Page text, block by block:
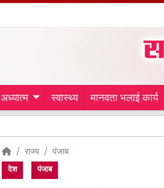
अध्यात्म स्वास्थ्य मानवता भलाई कार्य
राज्य पंजाब
देश पंजाब